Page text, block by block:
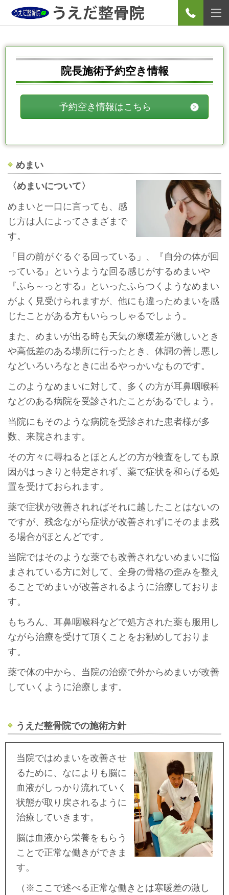
院長施術予約空き情報
予約空き情報はこちら
めまい
〈めまいについて〉
めまいと一口に言っても、感
じ方は人によってさまざまで
す。
「目の前がぐるぐる回っている」、『自分の体が回
っている』というような回る感じがするめまいや
『ふら～っとする』といったふらつくようなめまい
がよく見受けられますが、他にも違っためまいを感
じたことがある方もいらっしゃるでしょう。
また、めまいが出る時も天気の寒暖差が激しいとき
や高低差のある場所に行ったとき、体調の善し悪し
などいろいろなときに出るやっかいなものです。
このようなめまいに対して、多くの方が耳鼻咽喉科
などのある病院を受診されたことがあるでしょう。
当院にもそのような病院を受診された患者様が多
数、来院されます。
その方々に尋ねるとほとんどの方が検査をしても原
因がはっきりと特定されず、薬で症状を和らげる処
置を受けておられます。
薬で症状が改善されればそれに越したことはないの
ですが、残念ながら症状が改善されずにそのまま残
る場合がほとんどです。
当院ではそのような薬でも改善されないめまいに悩
まされている方に対して、全身の骨格の歪みを整え
ることでめまいが改善されるように治療しておりま
す。
もちろん、耳鼻咽喉科などで処方された薬も服用し
ながら治療を受けて頂くことをお勧めしておりま
す。
薬で体の中から、当院の治療で外からめまいが改善
していくように治療します。
うえだ整骨院での施術方針
当院ではめまいを改善させ
るために、なによりも脳に
血液がしっかり流れていく
状態が取り戻されるように
治療していきます。
脳は血液から栄養をもらう
ことで正常な働きができま
す。
（※ここで述べる正常な働きとは寒暖差の激し